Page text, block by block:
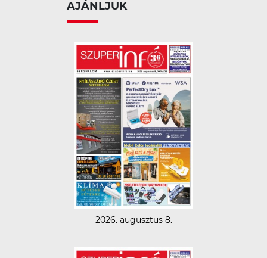
AJÁNLJUK
2026. augusztus 8.